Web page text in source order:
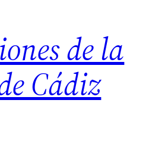
de la
Cádiz